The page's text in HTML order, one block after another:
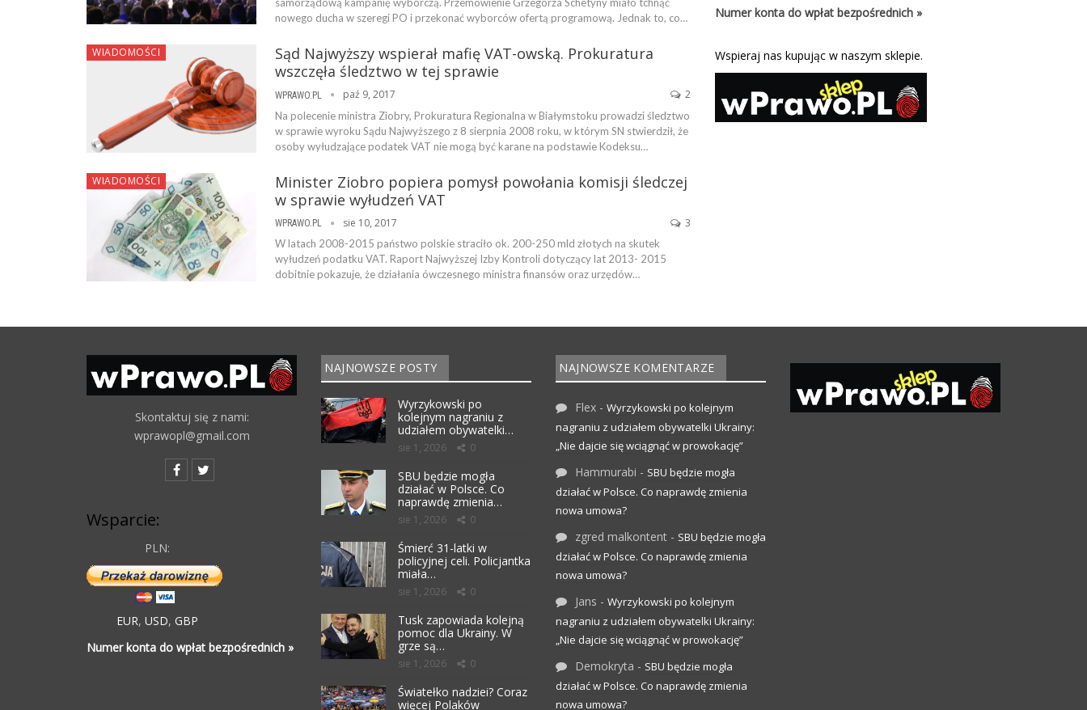
nowego ducha w szeregi PO i przekonać wyborców ofertą programową. Jednak to, co…
WIADOMOŚCI
Sąd Najwyższy wspierał mafię VAT-owską. Prokuratura
wszczęła śledztwo w tej sprawie
WPRAWO.PL paź 9, 2017 2
Na polecenie ministra Ziobry, Prokuratura Regionalna w Białymstoku prowadzi śledztwo
w sprawie wyroku Sądu Najwyższego z 8 sierpnia 2008 roku, w którym SN stwierdził, że
osoby wyłudzające podatek VAT nie mogą być karane na podstawie Kodeksu…
WIADOMOŚCI
Minister Ziobro popiera pomysł powołania komisji śledczej
w sprawie wyłudzeń VAT
WPRAWO.PL sie 10, 2017 3
W latach 2008-2015 państwo polskie straciło ok. 200-250 mld złotych na skutek
wyłudzeń podatku VAT. Raport Najwyższej Izby Kontroli dotyczący lat 2013- 2015
dobitnie pokazuje, że działania ówczesnego ministra finansów oraz urzędów…
Numer konta do wpłat bezpośrednich »
Wspieraj nas kupując w naszym sklepie.
Skontaktuj się z nami:
wprawopl@gmail.com
Wsparcie:
PLN:
EUR, USD, GBP
Numer konta do wpłat bezpośrednich »
NAJNOWSZE POSTY
Wyrzykowski po
kolejnym nagraniu z
udziałem obywatelki…
sie 1, 2026 0
SBU będzie mogła
działać w Polsce. Co
naprawdę zmienia…
sie 1, 2026 0
Śmierć 31-latki w
policyjnej celi. Policjantka
miała…
sie 1, 2026 0
Tusk zapowiada kolejną
pomoc dla Ukrainy. W
grze są…
sie 1, 2026 0
Światełko nadziei? Coraz
więcej Polaków
NAJNOWSZE KOMENTARZE
Flex - Wyrzykowski po kolejnym
nagraniu z udziałem obywatelki Ukrainy:
„Nie dajcie się wciągnąć w prowokację”
Hammurabi - SBU będzie mogła
działać w Polsce. Co naprawdę zmienia
nowa umowa?
zgred malkontent - SBU będzie mogła
działać w Polsce. Co naprawdę zmienia
nowa umowa?
Jans - Wyrzykowski po kolejnym
nagraniu z udziałem obywatelki Ukrainy:
„Nie dajcie się wciągnąć w prowokację”
Demokryta - SBU będzie mogła
działać w Polsce. Co naprawdę zmienia
nowa umowa?